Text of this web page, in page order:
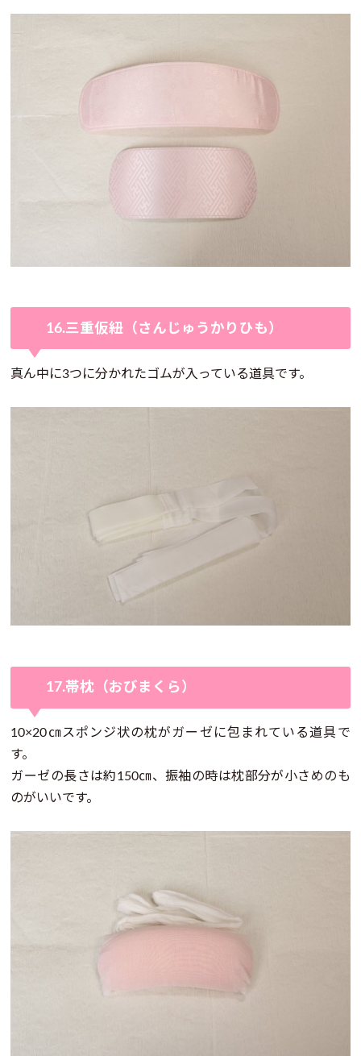
16.三重仮紐（さんじゅうかりひも）
真ん中に3つに分かれたゴムが入っている道具です。
17.帯枕（おびまくら）
10×20㎝スポンジ状の枕がガーゼに包まれている道具で
す。
ガーゼの長さは約150㎝、振袖の時は枕部分が小さめのも
のがいいです。